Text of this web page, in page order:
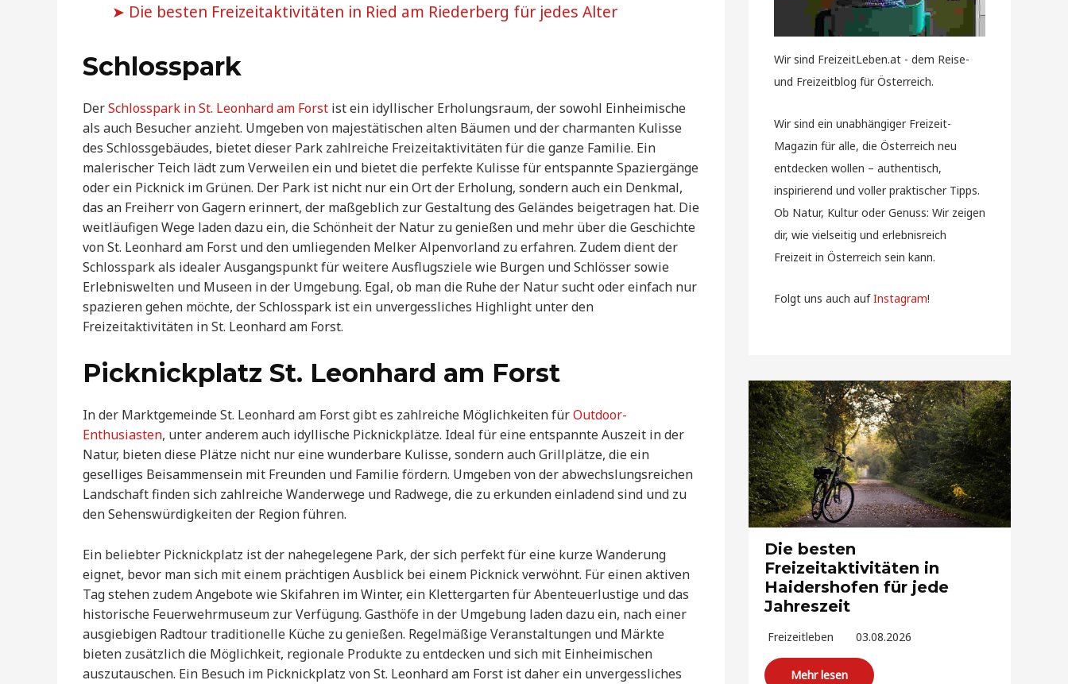
Die besten Freizeitaktivitäten in Ried am Riederberg für jedes Alter
Schlosspark
DerSchlosspark in St. Leonhard am Forst ist ein idyllischer Erholungsraum, der sowohl Einheimische
als auch Besucher anzieht. Umgeben von majestätischen alten Bäumen und der charmanten Kulisse
des Schlossgebäudes, bietet dieser Park zahlreiche Freizeitaktivitäten für die ganze Familie. Ein
malerischer Teich lädt zum Verweilen ein und bietet die perfekte Kulisse für entspannte Spaziergänge
oder ein Picknick im Grünen. Der Park ist nicht nur ein Ort der Erholung, sondern auch ein Denkmal,
das an Freiherr von Gagern erinnert, der maßgeblich zur Gestaltung des Geländes beigetragen hat. Die
weitläufigen Wege laden dazu ein, die Schönheit der Natur zu genießen und mehr über die Geschichte
von St. Leonhard am Forst und den umliegenden Melker Alpenvorland zu erfahren. Zudem dient der
Schlosspark als idealer Ausgangspunkt für weitere Ausflugsziele wie Burgen und Schlösser sowie
Erlebniswelten und Museen in der Umgebung. Egal, ob man die Ruhe der Natur sucht oder einfach nur
spazieren gehen möchte, der Schlosspark ist ein unvergessliches Highlight unter den
Freizeitaktivitäten in St. Leonhard am Forst.
Picknickplatz St. Leonhard am Forst
In der Marktgemeinde St. Leonhard am Forst gibt es zahlreiche Möglichkeiten fürOutdoor-
Enthusiasten, unter anderem auch idyllische Picknickplätze. Ideal für eine entspannte Auszeit in der
Natur, bieten diese Plätze nicht nur eine wunderbare Kulisse, sondern auch Grillplätze, die ein
geselliges Beisammensein mit Freunden und Familie fördern. Umgeben von der abwechslungsreichen
Landschaft finden sich zahlreiche Wanderwege und Radwege, die zu erkunden einladend sind und zu
den Sehenswürdigkeiten der Region führen.
Ein beliebter Picknickplatz ist der nahegelegene Park, der sich perfekt für eine kurze Wanderung
eignet, bevor man sich mit einem prächtigen Ausblick bei einem Picknick verwöhnt. Für einen aktiven
Tag stehen zudem Angebote wie Skifahren im Winter, ein Klettergarten für Abenteuerlustige und das
historische Feuerwehrmuseum zur Verfügung. Gasthöfe in der Umgebung laden dazu ein, nach einer
ausgiebigen Radtour traditionelle Küche zu genießen. Regelmäßige Veranstaltungen und Märkte
bieten zusätzlich die Möglichkeit, regionale Produkte zu entdecken und sich mit Einheimischen
auszutauschen. Ein Besuch im Picknickplatz von St. Leonhard am Forst ist daher ein unvergessliches
Wir sind FreizeitLeben.at - dem Reise-
und Freizeitblog für Österreich.
Wir sind ein unabhängiger Freizeit-
Magazin für alle, die Österreich neu
entdecken wollen – authentisch,
inspirierend und voller praktischer Tipps.
Ob Natur, Kultur oder Genuss: Wir zeigen
dir, wie vielseitig und erlebnisreich
Freizeit in Österreich sein kann.
Folgt uns auch aufInstagram!
Die besten
Freizeitaktivitäten in
Haidershofen für jede
Jahreszeit
Freizeitleben 03.08.2026
Mehr lesen